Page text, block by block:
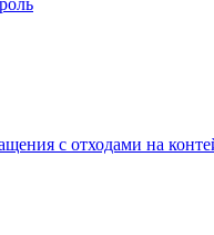
с отходами на